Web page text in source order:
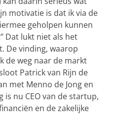
motivatie is dat ik via de
geholpen kunnen
Dat lukt niet als het
De vinding, waarop
de weg naar de markt
Patrick van Rijn de
met Menno de Jong en
is nu CEO van de startup,
en de zakelijke